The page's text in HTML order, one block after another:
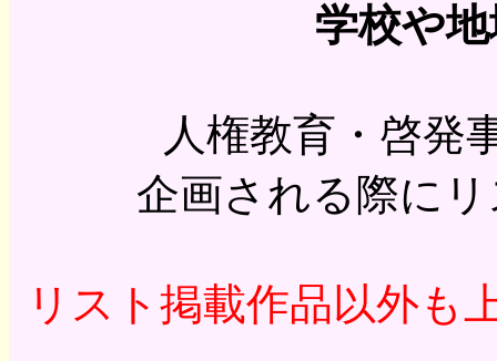
学校や
人権教育・啓発
企画される際に
リスト掲載作品以外も